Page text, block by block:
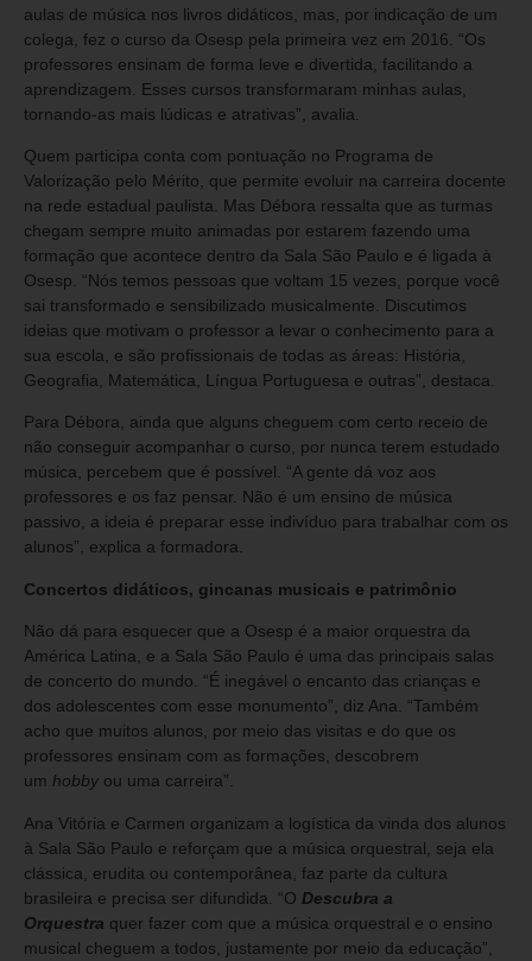
aulas de música nos livros didáticos, mas, por indicação de um
colega, fez o curso da Osesp pela primeira vez em 2016. “Os
professores ensinam de forma leve e divertida, facilitando a
aprendizagem. Esses cursos transformaram minhas aulas,
tornando-as mais lúdicas e atrativas”, avalia.
Quem participa conta com pontuação no Programa de
Valorização pelo Mérito, que permite evoluir na carreira docente
na rede estadual paulista. Mas Débora ressalta que as turmas
chegam sempre muito animadas por estarem fazendo uma
formação que acontece dentro da Sala São Paulo e é ligada à
Osesp. “Nós temos pessoas que voltam 15 vezes, porque você
sai transformado e sensibilizado musicalmente. Discutimos
ideias que motivam o professor a levar o conhecimento para a
sua escola, e são profissionais de todas as áreas: História,
Geografia, Matemática, Língua Portuguesa e outras”, destaca.
Para Débora, ainda que alguns cheguem com certo receio de
não conseguir acompanhar o curso, por nunca terem estudado
música, percebem que é possível. “A gente dá voz aos
professores e os faz pensar. Não é um ensino de música
passivo, a ideia é preparar esse indivíduo para trabalhar com os
alunos”, explica a formadora.
Concertos didáticos, gincanas musicais e patrimônio
Não dá para esquecer que a Osesp é a maior orquestra da
América Latina, e a Sala São Paulo é uma das principais salas
de concerto do mundo. “É inegável o encanto das crianças e
dos adolescentes com esse monumento”, diz Ana. “Também
acho que muitos alunos, por meio das visitas e do que os
professores ensinam com as formações, descobrem
um hobby ou uma carreira”.
Ana Vitória e Carmen organizam a logística da vinda dos alunos
à Sala São Paulo e reforçam que a música orquestral, seja ela
clássica, erudita ou contemporânea, faz parte da cultura
brasileira e precisa ser difundida. “O Descubra a
Orquestra quer fazer com que a música orquestral e o ensino
musical cheguem a todos, justamente por meio da educação”,